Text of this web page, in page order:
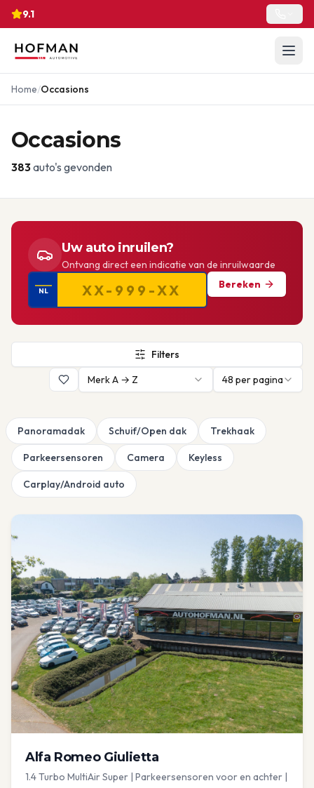
9.1
Home/Occasions
Occasions
383auto's gevonden
Uw auto inruilen?
Ontvang direct een indicatie van de inruilwaarde
NL
Bereken
Filters
Merk A → Z
48 per pagina
Panoramadak Schuif/Open dak Trekhaak
Parkeersensoren Camera Keyless
Carplay/Android auto
Alfa Romeo Giulietta
1.4 Turbo MultiAir Super | Parkeersensoren voor en achter |